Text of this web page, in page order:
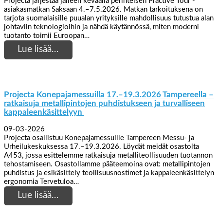
asiakasmatkan Saksaan 4.–7.5.2026. Matkan tarkoituksena on
tarjota suomalaisille puualan yrityksille mahdollisuus tutustua alan
johtaviin teknologioihin ja nähdä käytännössä, miten moderni
tuotanto toimii Euroopan…
Lue lisää…
Projecta Konepajamessuilla 17.–19.3.2026 Tampereella –
ratkaisuja metallipintojen puhdistukseen ja turvalliseen
kappaleenkäsittelyyn
09-03-2026
Projecta osallistuu Konepajamessuille Tampereen Messu- ja
Urheilukeskuksessa 17.–19.3.2026. Löydät meidät osastolta
A453, jossa esittelemme ratkaisuja metalliteollisuuden tuotannon
tehostamiseen. Osastollamme pääteemoina ovat: metallipintojen
puhdistus ja esikäsittely teollisuusnostimet ja kappaleenkäsittelyn
ergonomia Tervetuloa…
Lue lisää…